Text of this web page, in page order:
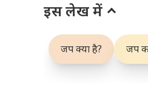
इस लेख में
जप क्या है? जप